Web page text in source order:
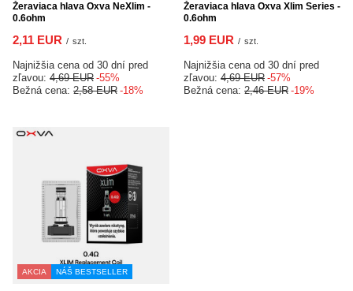
Žeraviaca hlava Oxva NeXlim -
0.6ohm
2,11 EUR / szt.
Najnižšia cena od 30 dní pred
zľavou: 4,69 EUR -55%
Bežná cena: 2,58 EUR -18%
Žeraviaca hlava Oxva Xlim Series -
0.6ohm
1,99 EUR / szt.
Najnižšia cena od 30 dní pred
zľavou: 4,69 EUR -57%
Bežná cena: 2,46 EUR -19%
AKCIA NÁŠ BESTSELLER